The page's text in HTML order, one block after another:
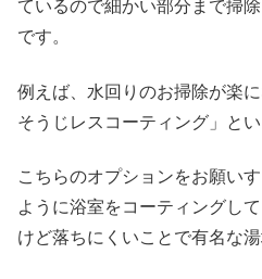
ているので細かい部分まで掃
です。
例えば、水回りのお掃除が楽
そうじレスコーティング」と
こちらのオプションをお願い
ように浴室をコーティングし
けど落ちにくいことで有名な